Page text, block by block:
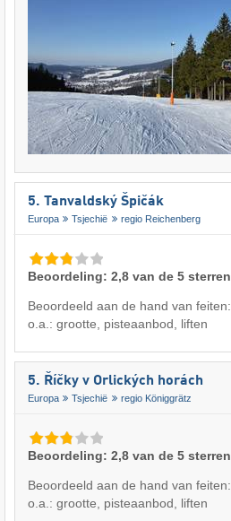
5. Tanvaldský Špičák
Europa Tsjechië regio Reichenberg
Beoordeling: 2,8 van de 5 sterren
Beoordeeld aan de hand van feiten:
o.a.: grootte, pisteaanbod, liften
5. Říčky v Orlických horách
Europa Tsjechië regio Königgrätz
Beoordeling: 2,8 van de 5 sterren
Beoordeeld aan de hand van feiten:
o.a.: grootte, pisteaanbod, liften